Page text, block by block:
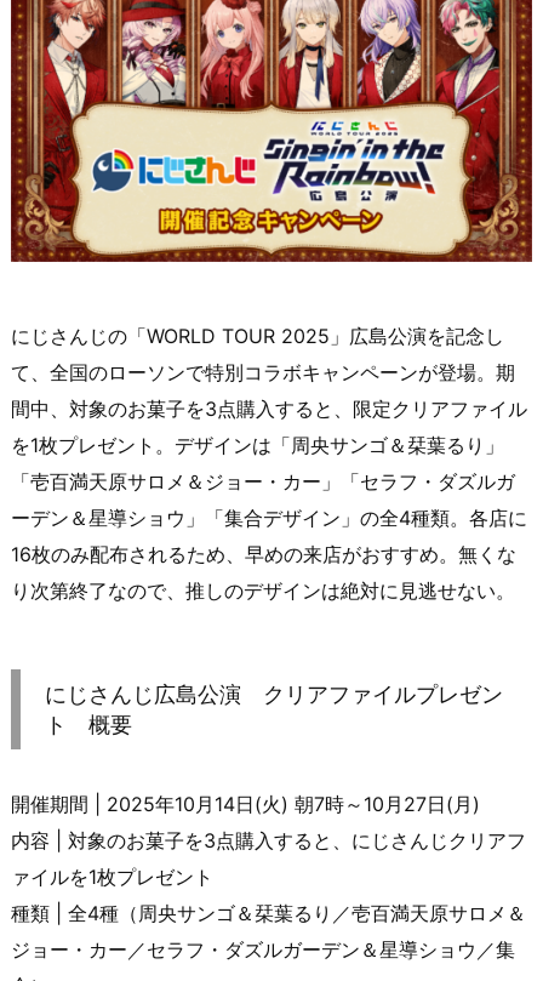
にじさんじの「WORLD TOUR 2025」広島公演を記念し
て、全国のローソンで特別コラボキャンペーンが登場。期
間中、対象のお菓子を3点購入すると、限定クリアファイル
を1枚プレゼント。デザインは「周央サンゴ＆栞葉るり」
「壱百満天原サロメ＆ジョー・カー」「セラフ・ダズルガ
ーデン＆星導ショウ」「集合デザイン」の全4種類。各店に
16枚のみ配布されるため、早めの来店がおすすめ。無くな
り次第終了なので、推しのデザインは絶対に見逃せない。
にじさんじ広島公演 クリアファイルプレゼン
ト 概要
開催期間 | 2025年10月14日(火) 朝7時～10月27日(月)
内容 | 対象のお菓子を3点購入すると、にじさんじクリアフ
ァイルを1枚プレゼント
種類 | 全4種（周央サンゴ＆栞葉るり／壱百満天原サロメ＆
ジョー・カー／セラフ・ダズルガーデン＆星導ショウ／集